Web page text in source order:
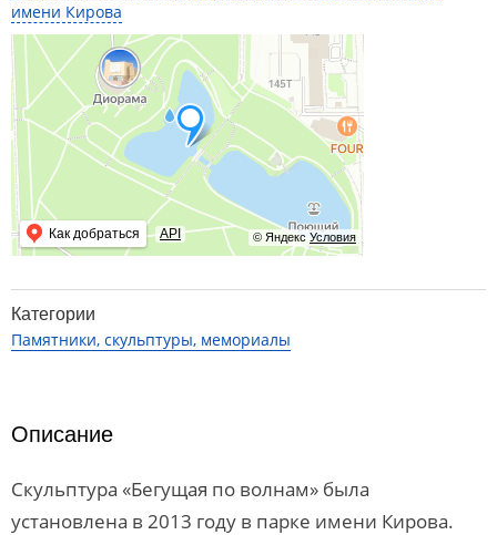
имени Кирова
© Яндекс Условия
Как добраться API
Категории
Памятники, скульптуры, мемориалы
Описание
Скульптура «Бегущая по волнам» была
установлена в 2013 году в парке имени Кирова.